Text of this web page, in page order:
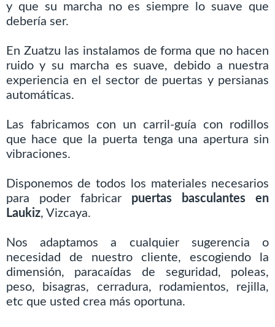
y que su marcha no es siempre lo suave que
debería ser.
En Zuatzu las instalamos de forma que no hacen
ruido y su marcha es suave, debido a nuestra
experiencia en el sector de puertas y persianas
automáticas.
Las fabricamos con un carril-guía con rodillos
que hace que la puerta tenga una apertura sin
vibraciones.
Disponemos de todos los materiales necesarios
para poder fabricar puertas basculantes en
Laukiz, Vizcaya.
Nos adaptamos a cualquier sugerencia o
necesidad de nuestro cliente, escogiendo la
dimensión, paracaídas de seguridad, poleas,
peso, bisagras, cerradura, rodamientos, rejilla,
etc que usted crea más oportuna.